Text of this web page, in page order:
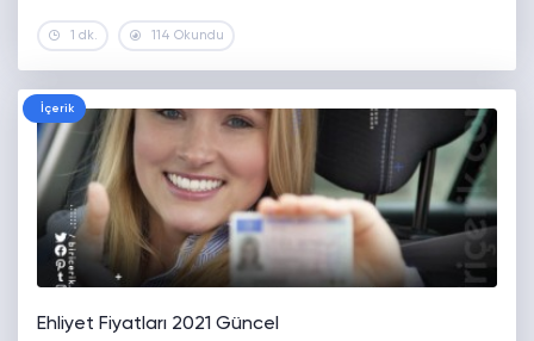
1 dk. 114 Okundu
İçerik
Ehliyet Fiyatları 2021 Güncel